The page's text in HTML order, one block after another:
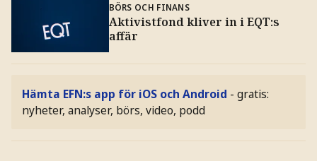
BÖRS OCH FINANS
Aktivistfond kliver in i EQT:s
affär
Hämta EFN:s app för iOS och Android - gratis:
nyheter, analyser, börs, video, podd